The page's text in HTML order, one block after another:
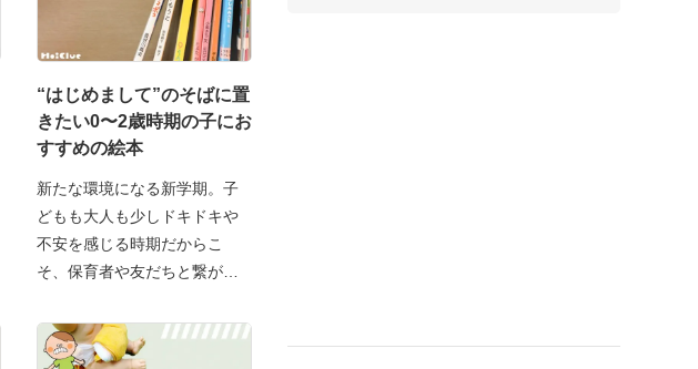
“はじめまして”のそばに置
きたい0〜2歳時期の子にお
すすめの絵本
新たな環境になる新学期。子
どもも大人も少しドキドキや
不安を感じる時期だからこ
そ、保育者や友だちと繋がる